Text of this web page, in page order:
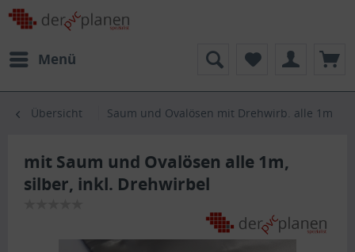
Menü
Übersicht Saum und Ovalösen mit Drehwirb. alle 1m
mit Saum und Ovalösen alle 1m,
silber, inkl. Drehwirbel